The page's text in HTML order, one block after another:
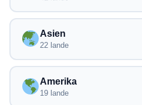
Asien
22 lande
Amerika
19 lande